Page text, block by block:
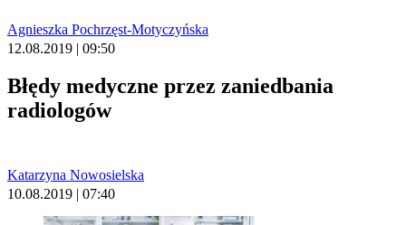
Agnieszka Pochrzęst-Motyczyńska
12.08.2019 | 09:50
Błędy medyczne przez zaniedbania
radiologów
Katarzyna Nowosielska
10.08.2019 | 07:40